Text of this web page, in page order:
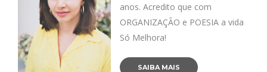
anos. Acredito que com
ORGANIZAÇÃO e POESIA a vida
Só Melhora!
SAIBA MAIS